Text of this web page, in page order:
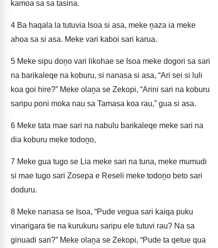
kamoa sa sa tasina.
4 Ba haqala la tutuvia Isoa si asa, meke ṉaza ia meke
ahoa sa si asa. Meke vari kaboi sari karua.
5 Meke sipu doṉo vari likohae se Isoa meke dogori sa sari
na barikaleqe na koburu, si nanasa si asa, “Ari sei si luli
koa goi hire?” Meke olaṉa se Zekopi, “Arini sari na koburu
saripu poni moka nau sa Tamasa koa rau,” gua si asa.
6 Meke tata mae sari na nabulu barikaleqe meke sari na
dia koburu meke todoṉo,
7 Meke gua tugo se Lia meke sari na tuna, meke mumudi
si mae tugo sari Zosepa e Reseli meke todoṉo beto sari
doduru.
8 Meke nanasa se Isoa, “Pude vegua sari kaiqa puku
vinarigara tie na kurukuru saripu ele tutuvi rau? Na sa
ginuadi sari?” Meke olaṉa se Zekopi, “Pude ta qetue qua